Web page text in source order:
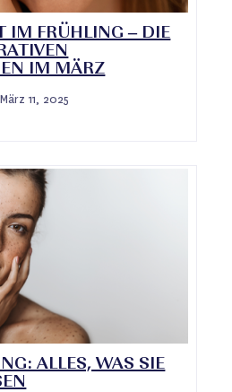
IM FRÜHLING – DIE
IM MÄRZ
März 11, 2025
ALLES, WAS SIE